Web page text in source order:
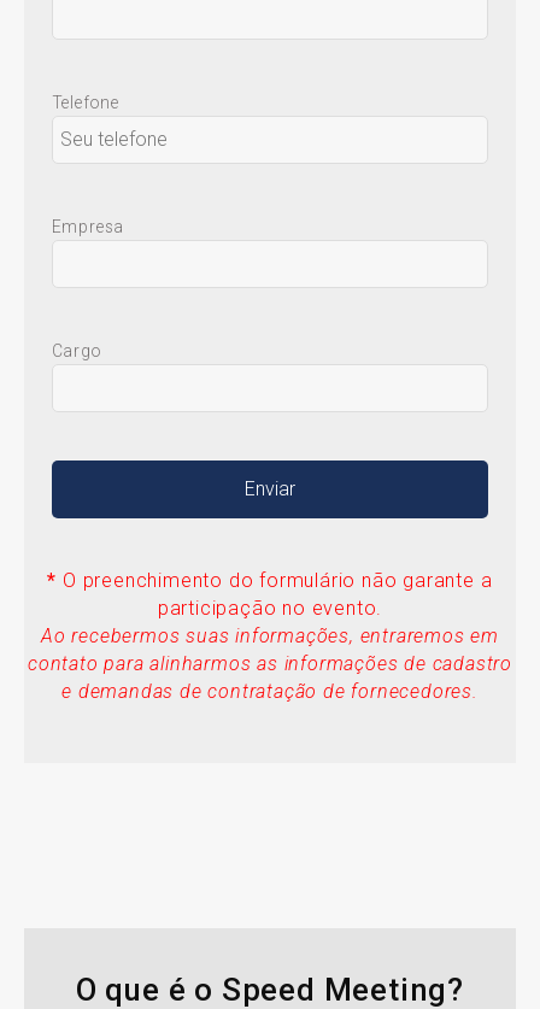
Telefone
Empresa
Cargo
* O preenchimento do formulário não garante a
participação no evento.
Ao recebermos suas informações, entraremos em
contato para alinharmos as informações de cadastro
e demandas de contratação de fornecedores.
O que é o Speed Meeting?